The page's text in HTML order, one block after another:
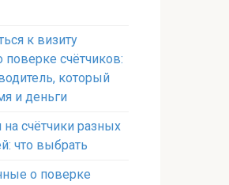
к визиту
поверке счётчиков:
который
и деньги
счётчики разных
что выбрать
о поверке